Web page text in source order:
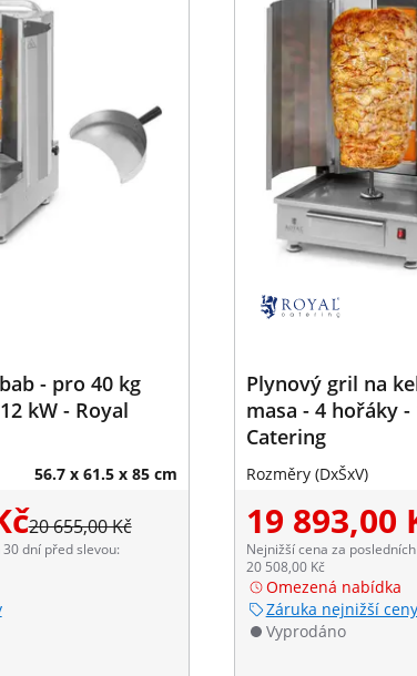
- pro 40 kg
kW - Royal
56.7 x 61.5 x 85 cm
20 655,00 Kč
dní před slevou:
Plynový gril na
masa - 4 hořáky -
Catering
Rozměry (DxŠxV)
19 893,00
Nejnižší cena za
20 508,00 Kč
Omezená nabídka
Záruka nejnižší ceny
Vyprodáno